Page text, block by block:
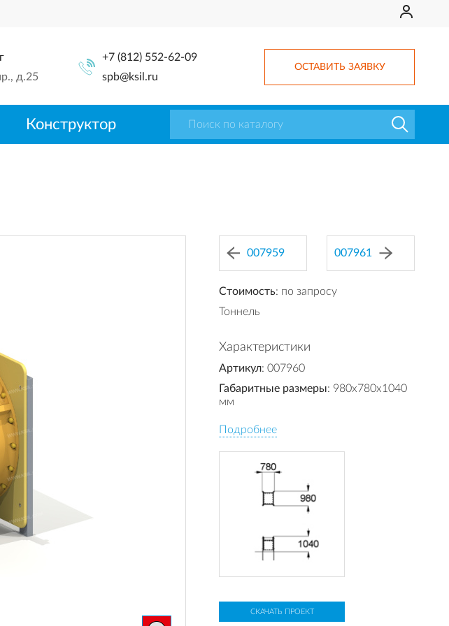
д.25
+7 (812) 552-62-09
spb@ksil.ru
ОСТАВИТЬ ЗАЯВКУ
Конструктор
007959 007961
Стоимость: по запросу
Тоннель
Характеристики
Артикул: 007960
Габаритные размеры: 980x780x1040
мм
Подробнее
СКАЧАТЬ ПРОЕКТ